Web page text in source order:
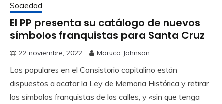
Sociedad
El PP presenta su catálogo de nuevos
símbolos franquistas para Santa Cruz
22 noviembre, 2022 Maruca Johnson
Los populares en el Consistorio capitalino están
dispuestos a acatar la Ley de Memoria Histórica y retirar
los símbolos franquistas de las calles, y «sin que tenga